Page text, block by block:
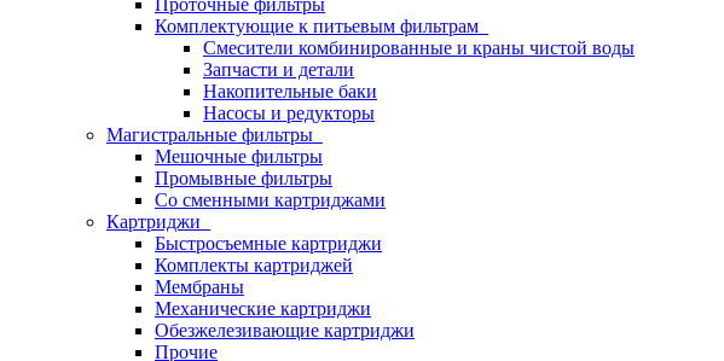
Проточные фильтры
Комплектующие к питьевым фильтрам
Смесители комбинированные и краны чистой воды
Запчасти и детали
Накопительные баки
Насосы и редукторы
Магистральные фильтры
Мешочные фильтры
Промывные фильтры
Со сменными картриджами
Картриджи
Быстросъемные картриджи
Комплекты картриджей
Мембраны
Механические картриджи
Обезжелезивающие картриджи
Прочие